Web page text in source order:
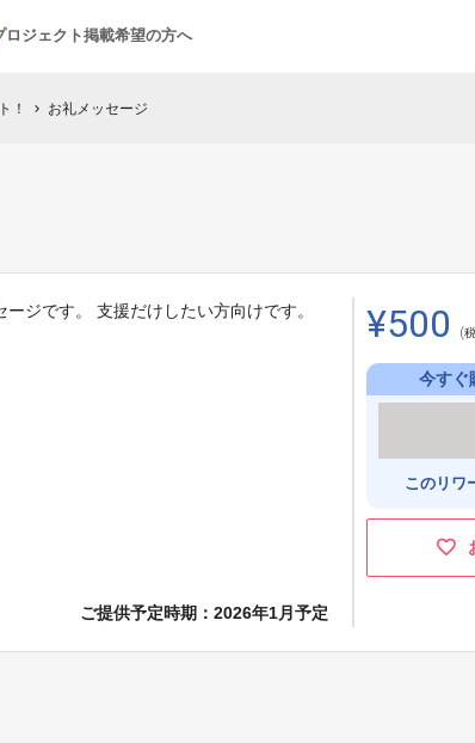
ロジェクト掲載希望の方へ
！ chevron_right お礼メッセージ
ジです。 支援だけしたい方向けです。
ご提供予定時期： 2026年1月予定
¥500 (
今すぐ
このリワ